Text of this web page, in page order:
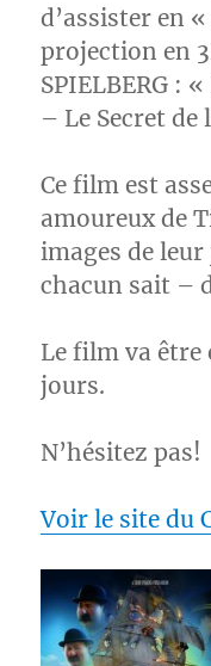
d’assister en
projection en
SPIELBERG :
– Le Secret de
Ce film est
amoureux de
images de
chacun sait –
Le film va être
jours.
N’hésitez pas!
Voir le site du